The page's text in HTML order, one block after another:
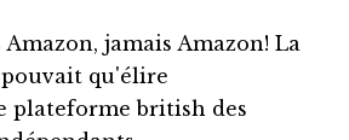
jamais Amazon! La
qu'élire
plateforme british des